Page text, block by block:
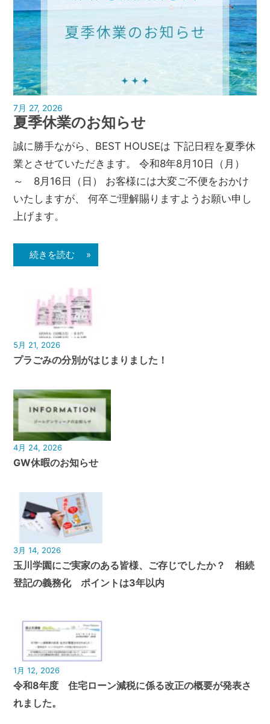
7月 27, 2026
夏季休業のお知らせ
誠に勝手ながら、BEST HOUSEは 下記日程を夏季休
業とさせていただきます。 令和8年8月10日（月）
～ 8月16日（日） お客様には大変ご不便をおかけ
いたしますが、 何卒ご理解賜りますようお願い申し
上げます。
続きを読む »
5月 21, 2026
プラごみの分別がはじまりました！
4月 24, 2026
GW休暇のお知らせ
3月 14, 2026
玉川学園にご実家のある皆様、ご存じでしたか？ 相続
登記の義務化 ポイントは3年以内
1月 12, 2026
令和8年度 住宅ローン減税に係る改正の概要が発表さ
れました。